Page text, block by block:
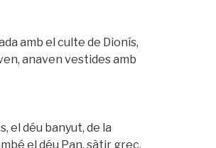
amb el culte de Dionís,
anaven vestides amb
el déu banyut, de la
el déu Pan, sàtir grec,